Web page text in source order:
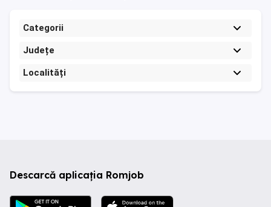
Categorii
Județe
Localități
Descarcă aplicația Romjob